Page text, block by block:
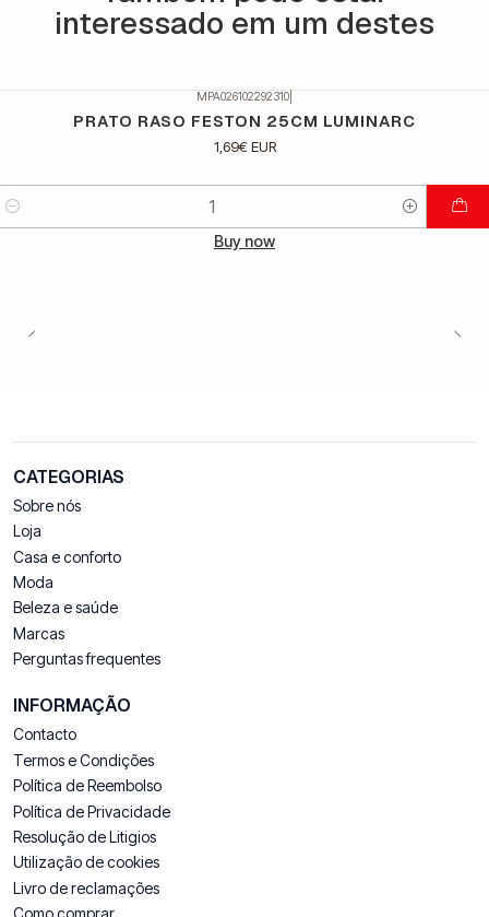
interessado em um destes
MPA026102292310
PRATO RASO FESTON 25CM LUMINARC
1,69€ EUR
Buy now
CATEGORIAS
Sobre nós
Loja
Casa e conforto
Moda
Beleza e saúde
Marcas
Perguntas frequentes
INFORMAÇÃO
Contacto
Termos e Condições
Política de Reembolso
Política de Privacidade
Resolução de Litigios
Utilização de cookies
Livro de reclamações
Como comprar